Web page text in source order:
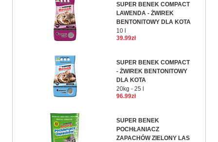
SUPER BENEK COMPACT
LAWENDA - ŻWIREK
BENTONITOWY DLA KOTA
10 l
39.99zł
SUPER BENEK COMPACT
- ŻWIREK BENTONITOWY
DLA KOTA
20kg - 25 l
96.99zł
SUPER BENEK
POCHŁANIACZ
ZAPACHÓW ZIELONY LAS